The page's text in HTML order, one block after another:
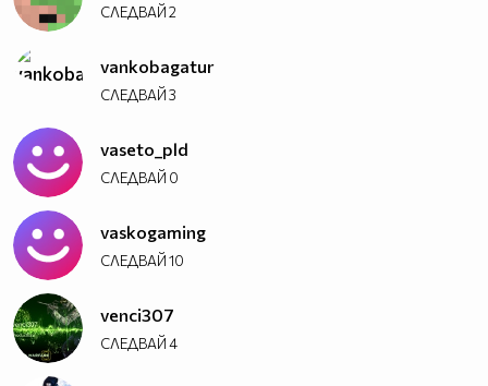
СЛЕДВАЙ2
vankobagatur
СЛЕДВАЙ3
vaseto_pld
СЛЕДВАЙ 0
vaskogaming
СЛЕДВАЙ10
venci307
СЛЕДВАЙ4